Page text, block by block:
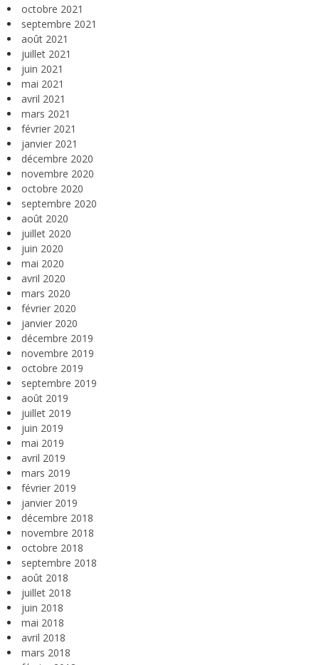
octobre 2021
septembre 2021
août 2021
juillet 2021
juin 2021
mai 2021
avril 2021
mars 2021
février 2021
janvier 2021
décembre 2020
novembre 2020
octobre 2020
septembre 2020
août 2020
juillet 2020
juin 2020
mai 2020
avril 2020
mars 2020
février 2020
janvier 2020
décembre 2019
novembre 2019
octobre 2019
septembre 2019
août 2019
juillet 2019
juin 2019
mai 2019
avril 2019
mars 2019
février 2019
janvier 2019
décembre 2018
novembre 2018
octobre 2018
septembre 2018
août 2018
juillet 2018
juin 2018
mai 2018
avril 2018
mars 2018